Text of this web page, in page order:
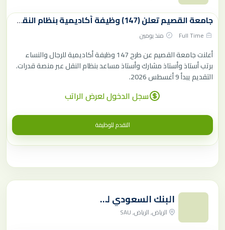
جامعة القصيم تعلن (147) وظيفة أكاديمية بنظام النقل عبر منصة قدرات
Full Time منذ يومين
أعلنت جامعة القصيم عن طرح 147 وظيفة أكاديمية للرجال والنساء
برتب أستاذ وأستاذ مشارك وأستاذ مساعد بنظام النقل عبر منصة قدرات.
التقديم يبدأ 9 أغسطس 2026.
سجل الدخول لعرض الراتب
التقدم للوظيفة
البنك السعودي للاستثمار
الرياض, الرياض, SAU